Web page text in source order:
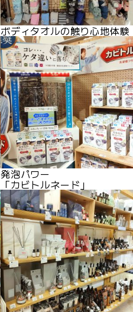
ボディタオルの触り心地体験
発泡パワー
「カビトルネード」